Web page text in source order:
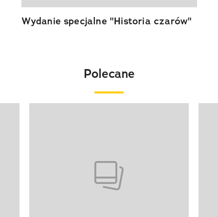
Wydanie specjalne "Historia czarów"
Polecane